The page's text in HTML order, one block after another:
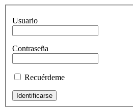
Usuario
Contraseña
Recuérdeme